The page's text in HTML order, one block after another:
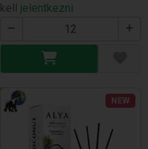
kell jelentkezni
NEW